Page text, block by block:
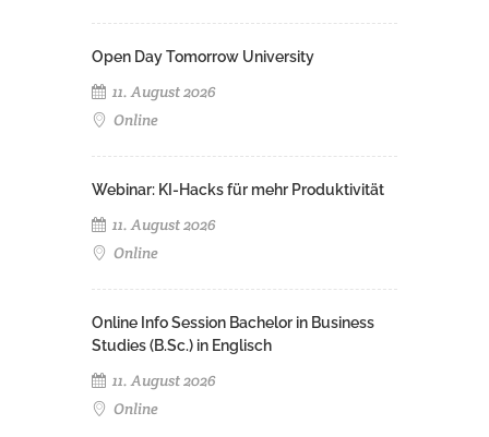
Open Day Tomorrow University
11. August 2026
Online
Webinar: KI-Hacks für mehr Produktivität
11. August 2026
Online
Online Info Session Bachelor in Business
Studies (B.Sc.) in Englisch
11. August 2026
Online